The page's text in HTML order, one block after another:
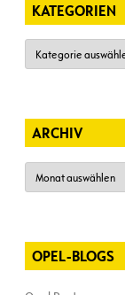
KATEGORIEN
Kategorien
ARCHIV
Archiv
OPEL-BLOGS